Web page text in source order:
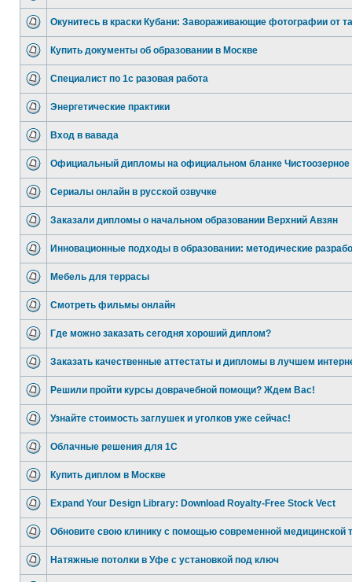
Окунитесь в краски Кубани: Завораживающие фотографии от
Купить документы об образовании в Москве
Специалист по 1с разовая работа
Энергетические практики
Вход в вавада
Официальный дипломы на официальном бланке Чистоозерное
Сериалы онлайн в русской озвучке
Заказали дипломы о начальном образовании Верхний Авзян
Инновационные подходы в образовании: методические
Мебель для террасы
Смотреть фильмы онлайн
Где можно заказать сегодня хороший диплом?
Заказать качественные аттестаты и дипломы в лучшем
Решили пройти курсы доврачебной помощи? Ждем Вас!
Узнайте стоимость заглушек и уголков уже сейчас!
Облачные решения для 1С
Купить диплом в Москве
Expand Your Design Library: Download Royalty-Free Stock Vect
Обновите свою клинику с помощью современной медицинской
Натяжные потолки в Уфе с установкой под ключ